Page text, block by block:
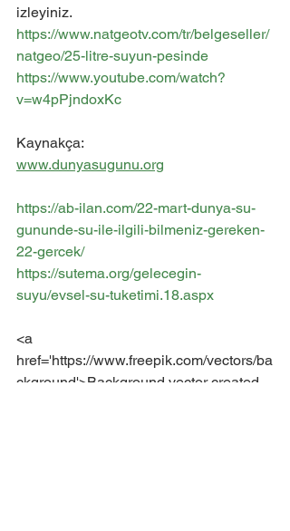
izleyiniz.
https://www.natgeotv.com/tr/belgeseller/
natgeo/25-litre-suyun-pesinde
https://www.youtube.com/watch?
v=w4pPjndoxKc
Kaynakça:
www.dunyasugunu.org
https://ab-ilan.com/22-mart-dunya-su-
gununde-su-ile-ilgili-bilmeniz-gereken-
22-gercek/
https://sutema.org/gelecegin-
suyu/evsel-su-tuketimi.18.aspx
<a
href='https://www.freepik.com/vectors/ba
ckground'>Background vector created